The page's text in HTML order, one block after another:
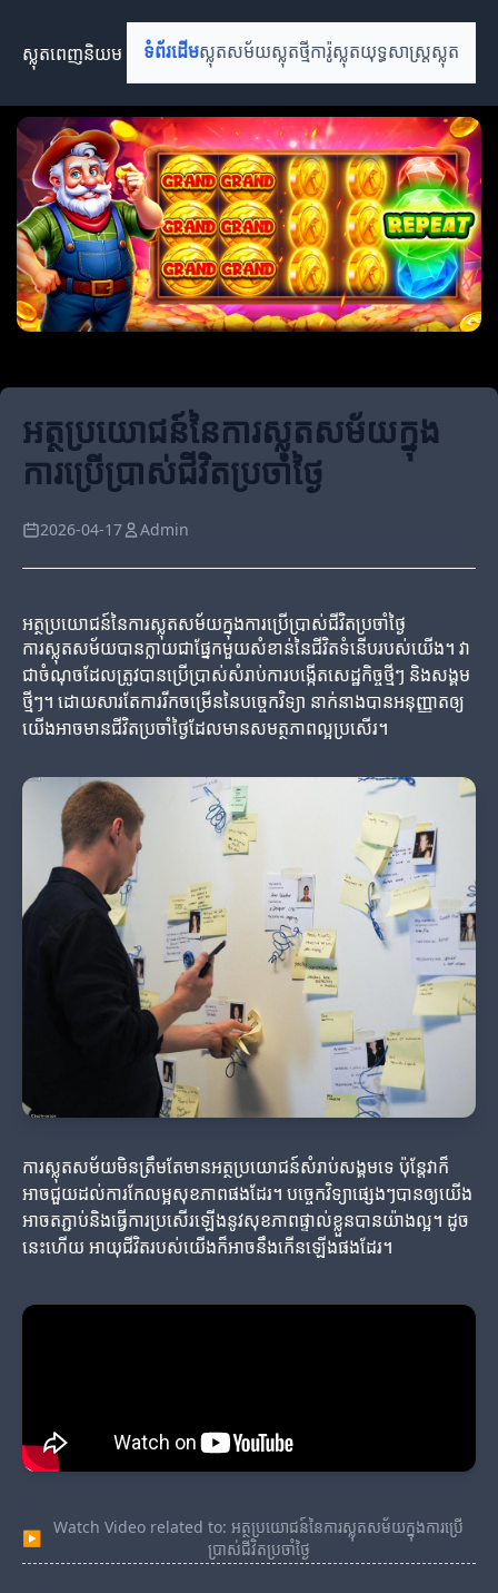
ស្លុតពេញនិយម ទំព័រដើមស្លុតសម័យស្លុតថ្មីការ៉ូស្លុតយុទ្ធសាស្ត្រស្លុត
អត្ថប្រយោជន៍នៃការស្លុតសម័យក្នុង
ការប្រើប្រាស់ជីវិតប្រចាំថ្ងៃ
2026-04-17 Admin
អត្ថប្រយោជន៍នៃការស្លុតសម័យក្នុងការប្រើប្រាស់ជីវិតប្រចាំថ្ងៃ
ការស្លុតសម័យបានក្លាយជាផ្នែកមួយសំខាន់នៃជីវិតទំនើបរបស់យើង។ វា
ជាចំណុចដែលត្រូវបានប្រើប្រាស់សំរាប់ការបង្កើតសេដ្ឋកិច្ចថ្មីៗ និងសង្គម
ថ្មីៗ។ ដោយសារតែការរីកចម្រើននៃបច្ចេកវិទ្យា នាក់នាងបានអនុញ្ញាតឲ្យ
យើងអាចមានជីវិតប្រចាំថ្ងៃដែលមានសមត្ថភាពល្អប្រសើរ។
ការស្លុតសម័យមិនត្រឹមតែមានអត្ថប្រយោជន៍សំរាប់សង្គមទេ ប៉ុន្តែវាក៏
អាចជួយដល់ការកែលម្អសុខភាពផងដែរ។ បច្ចេកវិទ្យាផ្សេងៗបានឲ្យយើង
អាចតភ្ជាប់និងធ្វើការប្រសើរឡើងនូវសុខភាពផ្ទាល់ខ្លួនបានយ៉ាងល្អ។ ដូច
នេះហើយ អាយុជីវិតរបស់យើងក៏អាចនឹងកើនឡើងផងដែរ។
▶
Watch Video related to: អត្ថប្រយោជន៍នៃការស្លុតសម័យក្នុងការប្រើ
ប្រាស់ជីវិតប្រចាំថ្ងៃ